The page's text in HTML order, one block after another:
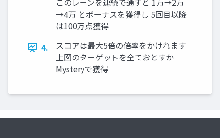
このレーンを連続で通すと 1万→2万
→4万 とボーナスを獲得し 5回目以降
は100万点獲得
4.
スコアは最大5倍の倍率をかけれます
上図のターゲットを全ておとすか
Mysteryで獲得